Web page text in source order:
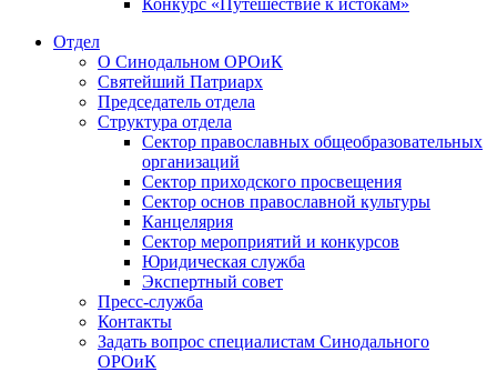
Конкурс «Путешествие к истокам»
Отдел
О Синодальном ОРОиК
Святейший Патриарх
Председатель отдела
Структура отдела
Сектор православных общеобразовательных
организаций
Сектор приходского просвещения
Сектор основ православной культуры
Канцелярия
Сектор мероприятий и конкурсов
Юридическая служба
Экспертный совет
Пресс-служба
Контакты
Задать вопрос специалистам Синодального
ОРОиК